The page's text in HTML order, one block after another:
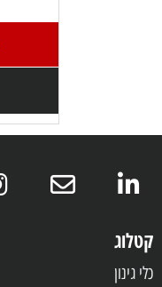
קטלוג
כלי גינון